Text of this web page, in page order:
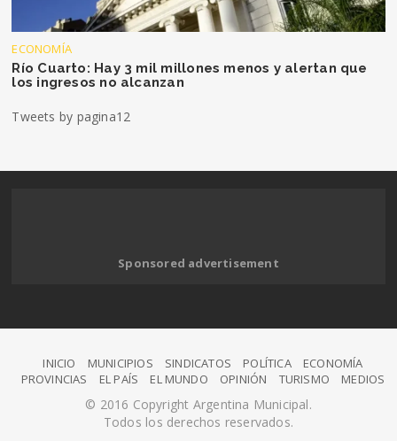
ECONOMÍA
Río Cuarto: Hay 3 mil millones menos y alertan que
los ingresos no alcanzan
Tweets by pagina12
Sponsored advertisement
INICIO MUNICIPIOS SINDICATOS POLÍTICA
ECONOMÍA
PROVINCIAS
EL PAÍS EL MUNDO OPINIÓN TURISMO MEDIOS
© 2016 Copyright Argentina Municipal.
Todos los derechos reservados.